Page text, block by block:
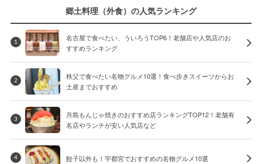
郷土料理（外食）の人気ランキング
1
名古屋で食べたい、ういろうTOP6！老舗店や人気店のお
すすめランキング
2
秩父で食べたい名物グルメ10選！食べ歩きスイーツからお
土産までおすすめ
3
月島もんじゃ焼きのおすすめ店ランキングTOP12！老舗有
名店やランチが安い人気店など
4 餃子以外も！宇都宮でおすすめの名物グルメ10選